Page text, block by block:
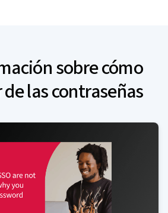
sobre cómo
las contraseñas